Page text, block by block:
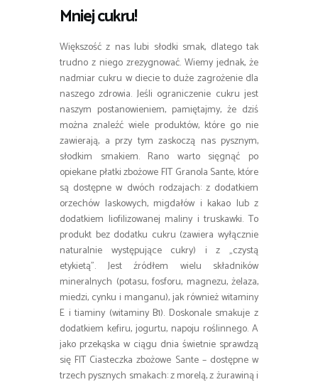
Mniej cukru!
Większość z nas lubi słodki smak, dlatego tak
trudno z niego zrezygnować. Wiemy jednak, że
nadmiar cukru w diecie to duże zagrożenie dla
naszego zdrowia. Jeśli ograniczenie cukru jest
naszym postanowieniem, pamiętajmy, że dziś
można znaleźć wiele produktów, które go nie
zawierają, a przy tym zaskoczą nas pysznym,
słodkim smakiem. Rano warto sięgnąć po
opiekane płatki zbożowe FIT Granola Sante, które
są dostępne w dwóch rodzajach: z dodatkiem
orzechów laskowych, migdałów i kakao lub z
dodatkiem liofilizowanej maliny i truskawki. To
produkt bez dodatku cukru (zawiera wyłącznie
naturalnie występujące cukry) i z „czystą
etykietą”. Jest źródłem wielu składników
mineralnych (potasu, fosforu, magnezu, żelaza,
miedzi, cynku i manganu), jak również witaminy
E i tiaminy (witaminy B1). Doskonale smakuje z
dodatkiem kefiru, jogurtu, napoju roślinnego. A
jako przekąska w ciągu dnia świetnie sprawdzą
się FIT Ciasteczka zbożowe Sante – dostępne w
trzech pysznych smakach: z morelą, z żurawiną i